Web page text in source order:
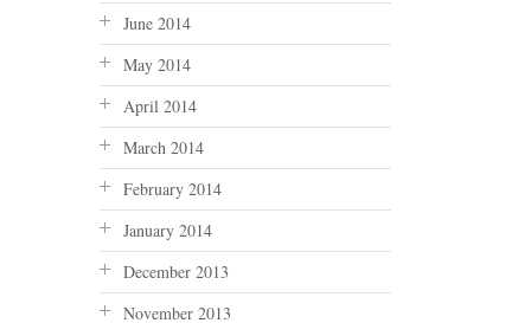
June 2014
May 2014
April 2014
March 2014
February 2014
January 2014
December 2013
November 2013